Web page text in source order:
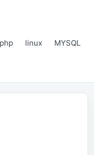
php linux MYSQL